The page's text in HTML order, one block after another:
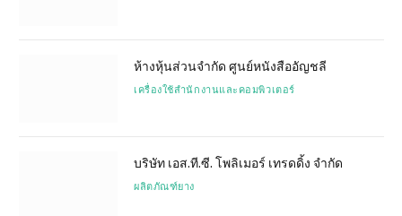
ห้างหุ้นส่วนจำกัด ศูนย์หนังสืออัญชลี
เครื่องใช้สำนักงานและคอมพิวเตอร์
บริษัท เอส.ที.ซี. โพลิเมอร์ เทรดดิ้ง จำกัด
ผลิตภัณฑ์ยาง